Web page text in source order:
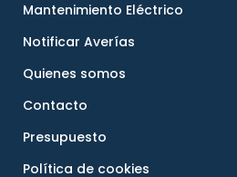
Mantenimiento Eléctrico
Notificar Averías
Quienes somos
Contacto
Presupuesto
Política de cookies